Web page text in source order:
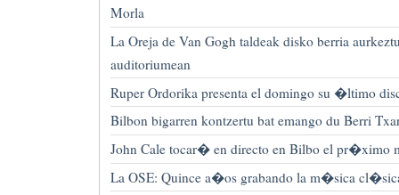
Morla
La Oreja de Van Gogh taldeak disko berria
auditoriumean
Ruper Ordorika presenta el domingo su �ltimo
Bilbon bigarren kontzertu bat emango du Berri
John Cale tocar� en directo en Bilbo el pr�ximo
La OSE: Quince a�os grabando la m�sica